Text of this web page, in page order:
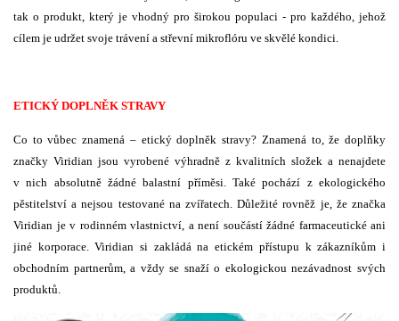
tak o produkt, který je vhodný pro širokou populaci - pro každého, jehož
cílem je udržet svoje trávení a střevní mikroflóru ve skvělé kondici.
ETICKÝ DOPLNĚK STRAVY
Co to vůbec znamená – etický doplněk stravy? Znamená to, že doplňky
značky Viridian jsou vyrobené výhradně z kvalitních složek a nenajdete
v nich absolutně žádné balastní příměsi. Také pochází z ekologického
pěstitelství a nejsou testované na zvířatech. Důležité rovněž je, že značka
Viridian je v rodinném vlastnictví, a není součástí žádné farmaceutické ani
jiné korporace. Viridian si zakládá na etickém přístupu k zákazníkům i
obchodním partnerům, a vždy se snaží o ekologickou nezávadnost svých
produktů.